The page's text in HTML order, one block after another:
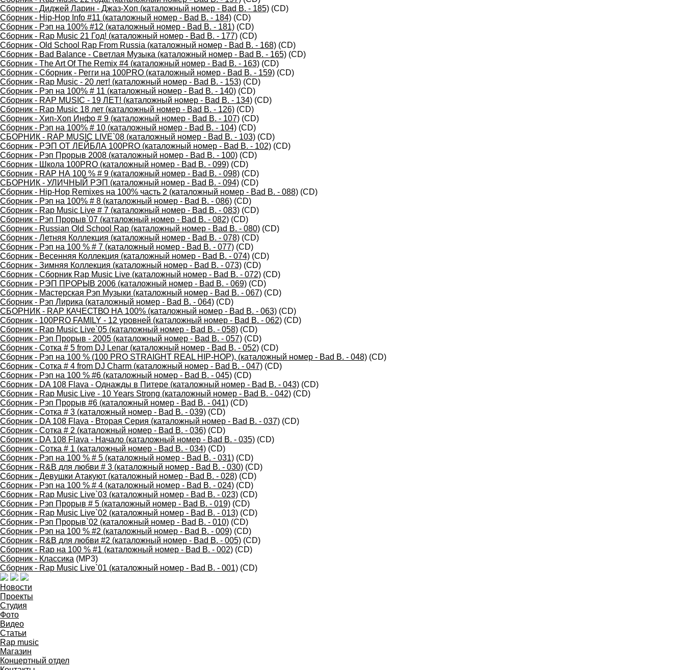
Сборник - Диджей Ларин - Джаз-Хоп (каталожный номер - Bad B. - 185) (CD)
Сборник - Hip-Hop Info #11 (каталожный номер - Bad B. - 184) (CD)
Сборник - Рэп на 100% #12 (каталожный номер - Bad B. - 181) (CD)
Сборник - Rap Music 21 Год! (каталожный номер - Bad B. - 177) (CD)
Сборник - Old School Rap From Russia (каталожный номер - Bad B. - 168) (CD)
Сборник - Bad Balance - Светлая Музыка (каталожный номер - Bad B. - 165) (CD)
Сборник - The Art Of The Remix #4 (каталожный номер - Bad B. - 163) (CD)
Сборник - Сборник - Регги на 100PRO (каталожный номер - Bad B. - 159) (CD)
Сборник - Rap Music - 20 лет! (каталожный номер - Bad B. - 153) (CD)
Сборник - Рэп на 100% # 11 (каталожный номер - Bad B. - 140) (CD)
Сборник - RAP MUSIC - 19 ЛЕТ! (каталожный номер - Bad B. - 134) (CD)
Сборник - Rap Music 18 лет (каталожный номер - Bad B. - 126) (CD)
Сборник - Хип-Хоп Инфо # 9 (каталожный номер - Bad B. - 107) (CD)
Сборник - Рэп на 100% # 10 (каталожный номер - Bad B. - 104) (CD)
СБОРНИК - RAP MUSIC LIVE`08 (каталожный номер - Bad B. - 103) (CD)
Сборник - РЭП ОТ ЛЕЙБЛА 100PRO (каталожный номер - Bad B. - 102) (CD)
Сборник - Рэп Прорыв 2008 (каталожный номер - Bad B. - 100) (CD)
Сборник - Школа 100PRO (каталожный номер - Bad B. - 099) (CD)
Сборник - RAP НА 100 % # 9 (каталожный номер - Bad B. - 098) (CD)
СБОРНИК - УЛИЧНЫЙ РЭП (каталожный номер - Bad B. - 094) (CD)
Сборник - Hip-Hop Remixes на 100% часть 2 (каталожный номер - Bad B. - 088) (CD)
Сборник - Рэп на 100% # 8 (каталожный номер - Bad B. - 086) (CD)
Сборник - Rap Music Live # 7 (каталожный номер - Bad B. - 083) (CD)
Сборник - Рэп Прорыв`07 (каталожный номер - Bad B. - 082) (CD)
Сборник - Russian Old School Rap (каталожный номер - Bad B. - 080) (CD)
Сборник - Летняя Коллекция (каталожный номер - Bad B. - 078) (CD)
Сборник - Рэп на 100 % # 7 (каталожный номер - Bad B. - 077) (CD)
Сборник - Весенняя Коллекция (каталожный номер - Bad B. - 074) (CD)
Сборник - Зимняя Коллекция (каталожный номер - Bad B. - 073) (CD)
Сборник - Сборник Rap Music Live (каталожный номер - Bad B. - 072) (CD)
Сборник - РЭП ПРОРЫВ 2006 (каталожный номер - Bad B. - 069) (CD)
Сборник - Мастерская Рэп Музыки (каталожный номер - Bad B. - 067) (CD)
Сборник - Рэп Лирика (каталожный номер - Bad B. - 064) (CD)
СБОРНИК - RAP КАЧЕСТВО НА 100% (каталожный номер - Bad B. - 063) (CD)
Сборник - 100PRO FAMILY - 12 уровней (каталожный номер - Bad B. - 062) (CD)
Сборник - Rap Music Live`05 (каталожный номер - Bad B. - 058) (CD)
Сборник - Рэп Прорыв - 2005 (каталожный номер - Bad B. - 057) (CD)
Сборник - Сотка # 5 from DJ Lenar (каталожный номер - Bad B. - 052) (CD)
Сборник - Рэп на 100 % (100 PRO STRAIGHT REAL HIP-HOP), (каталожный номер - Bad B. - 048) (CD)
Сборник - Сотка # 4 from DJ Charm (каталожный номер - Bad B. - 047) (CD)
Сборник - Рэп на 100 % #6 (каталожный номер - Bad B. - 045) (CD)
Сборник - DA 108 Flava - Однажды в Питере (каталожный номер - Bad B. - 043) (CD)
Сборник - Rap Music Live - 10 Years Strong (каталожный номер - Bad B. - 042) (CD)
Сборник - Рэп Прорыв #6 (каталожный номер - Bad B. - 041) (CD)
Сборник - Сотка # 3 (каталожный номер - Bad B. - 039) (CD)
Сборник - DA 108 Flava - Вторая Серия (каталожный номер - Bad B. - 037) (CD)
Сборник - Сотка # 2 (каталожный номер - Bad B. - 036) (CD)
Сборник - DA 108 Flava - Начало (каталожный номер - Bad B. - 035) (CD)
Сборник - Сотка # 1 (каталожный номер - Bad B. - 034) (CD)
Сборник - Рэп на 100 % # 5 (каталожный номер - Bad B. - 031) (CD)
Сборник - R&B для любви # 3 (каталожный номер - Bad B. - 030) (CD)
Сборник - Девушки Атакуют (каталожный номер - Bad B. - 028) (CD)
Сборник - Рэп на 100 % # 4 (каталожный номер - Bad B. - 024) (CD)
Сборник - Rap Music Live`03 (каталожный номер - Bad B. - 023) (CD)
Сборник - Рэп Прорыв # 5 (каталожный номер - Bad B. - 019) (CD)
Сборник - Rap Music Live`02 (каталожный номер - Bad B. - 013) (CD)
Сборник - Рэп Прорыв`02 (каталожный номер - Bad B. - 010) (CD)
Сборник - Рэп на 100 % #2 (каталожный номер - Bad B. - 009) (CD)
Сборник - R&B для любви #2 (каталожный номер - Bad B. - 005) (CD)
Сборник - Rap на 100 % #1 (каталожный номер - Bad B. - 002) (CD)
Сборник - Классика (MP3)
Сборник - Rap Music Live`01 (каталожный номер - Bad B. - 001) (CD)
Новости
Проекты
Студия
Фото
Видео
Статьи
Rap music
Магазин
Концертный отдел